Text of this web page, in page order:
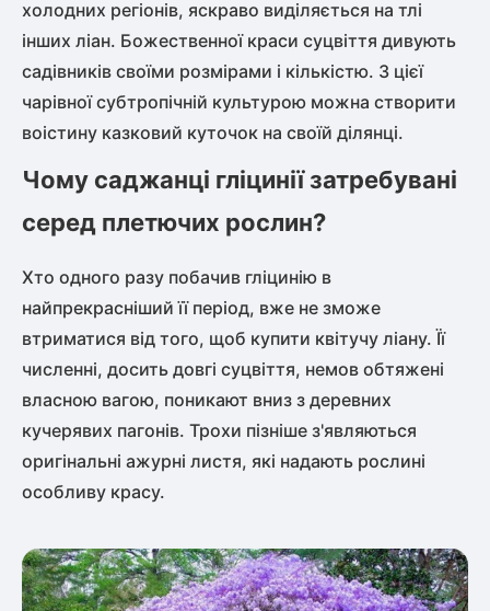
холодних регіонів, яскраво виділяється на тлі
інших ліан. Божественної краси суцвіття дивують
садівників своїми розмірами і кількістю. З цієї
чарівної субтропічній культурою можна створити
воістину казковий куточок на своїй ділянці.
Чому саджанці гліцинії затребувані
серед плетючих рослин?
Хто одного разу побачив гліцинію в
найпрекрасніший її період, вже не зможе
втриматися від того, щоб купити квітучу ліану. Її
численні, досить довгі суцвіття, немов обтяжені
власною вагою, поникают вниз з деревних
кучерявих пагонів. Трохи пізніше з'являються
оригінальні ажурні листя, які надають рослині
особливу красу.